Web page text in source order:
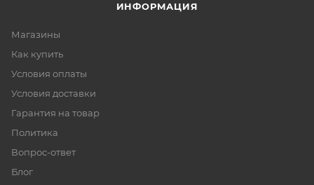
ИНФОРМАЦИЯ
Магазины
Как купить
Условия оплаты
Условия доставки
Гарантия на товар
Политика
Вопрос-ответ
Блог